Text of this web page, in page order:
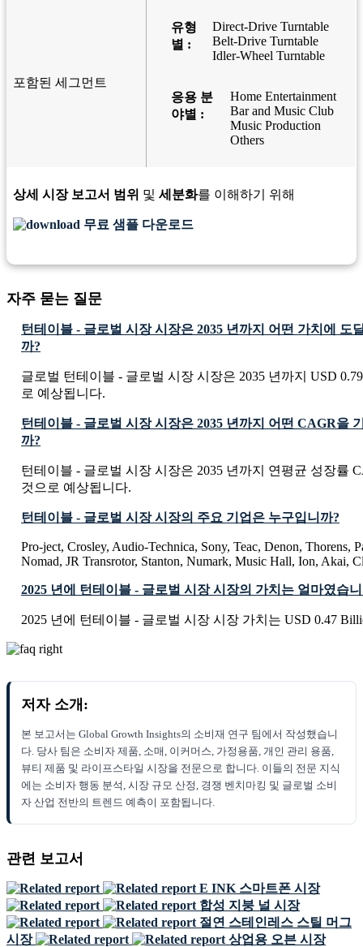
포함된 세그먼트
유형
별 :
Direct-Drive Turntable
Belt-Drive Turntable
Idler-Wheel Turntable
응용 분
야별 :
Home Entertainment
Bar and Music Club
Music Production
Others
상세 시장 보고서 범위 및 세분화를 이해하기 위해
무료 샘플 다운로드
자주 묻는 질문
턴테이블 - 글로벌 시장 시장은 2035 년까지 어떤 가치에 도
까?
글로벌 턴테이블 - 글로벌 시장 시장은 2035 년까지 USD
로 예상됩니다.
턴테이블 - 글로벌 시장 시장은 2035 년까지 어떤 CAGR을
까?
턴테이블 - 글로벌 시장 시장은 2035 년까지 연평균 성장률
것으로 예상됩니다.
턴테이블 - 글로벌 시장 시장의 주요 기업은 누구입니까?
Pro-ject, Crosley, Audio-Technica, Sony, Teac, Denon, Thorens,
Nomad, JR Transrotor, Stanton, Numark, Music Hall, Ion, Akai,
2025 년에 턴테이블 - 글로벌 시장 시장의 가치는 얼마였습
2025 년에 턴테이블 - 글로벌 시장 시장 가치는 USD 0.47
저자 소개:
본 보고서는 Global Growth Insights의 소비재 연구 팀에서 작성했습니
다. 당사 팀은 소비자 제품, 소매, 이커머스, 가정용품, 개인 관리 용품,
뷰티 제품 및 라이프스타일 시장을 전문으로 합니다. 이들의 전문 지식
에는 소비자 행동 분석, 시장 규모 산정, 경쟁 벤치마킹 및 글로벌 소비
자 산업 전반의 트렌드 예측이 포함됩니다.
관련 보고서
E INK 스마트폰 시장
합성 지붕 널 시장
절연 스테인레스 스틸 머그
시장
상업용 오븐 시장